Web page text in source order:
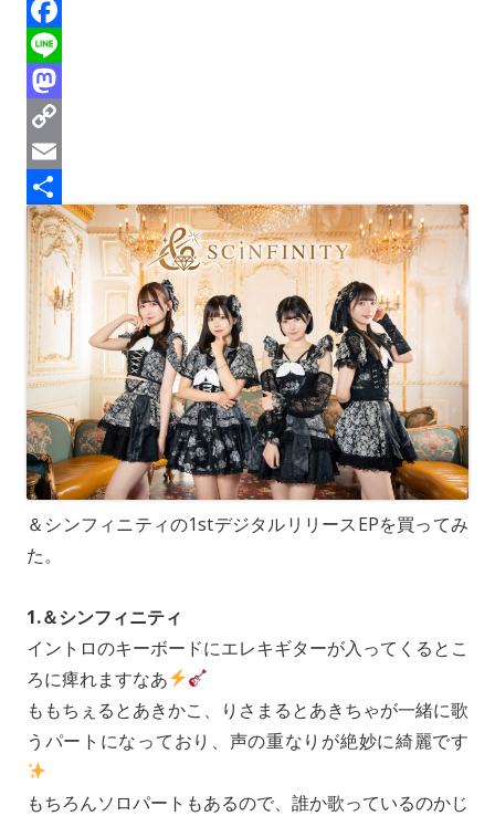
h
r
e
a
d
s
B
u
e
s
k
y
F
a
c
e
b
o
o
k
L
n
e
M
a
s
t
o
d
n
C
o
p
y
L
n
E
m
a
i
共
有
＆シンフィニティの1stデジタルリリースEPを買ってみ
た。
1.＆シンフィニティ
イントロのキーボードにエレキギターが入ってくるとこ
ろに痺れますなあ
ももちぇるとあきかこ、りさまるとあきちゃが一緒に歌
うパートになっており、声の重なりが絶妙に綺麗です
もちろんソロパートもあるので、誰か歌っているのかじ